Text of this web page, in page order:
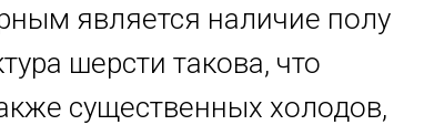
является наличие полу
шерсти такова, что
существенных холодов,